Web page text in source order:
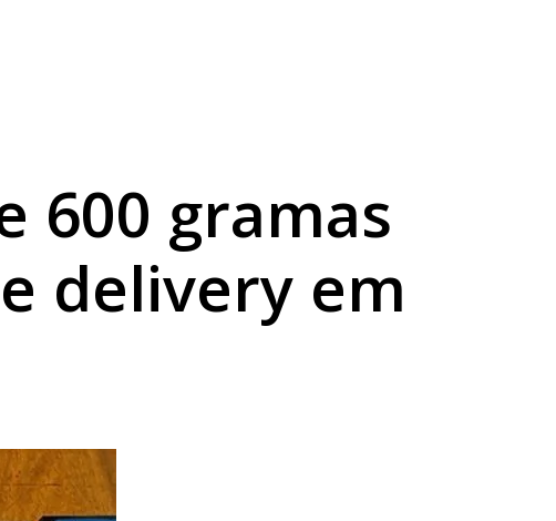
nesta sexta
600 gramas
delivery em